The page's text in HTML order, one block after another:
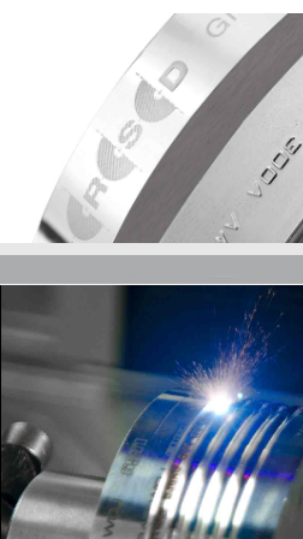
Anmelden Registrieren
Login to your account
Username *